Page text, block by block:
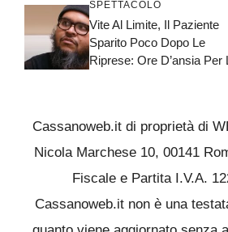
SPETTACOLO
Vite Al Limite, Il Paziente
Sparito Poco Dopo Le
Riprese: Ore D’ansia Per
Cassanoweb.it di proprietà di
Nicola Marchese 10, 00141
Fiscale e Partita I.V.A.
Cassanoweb.it non è una